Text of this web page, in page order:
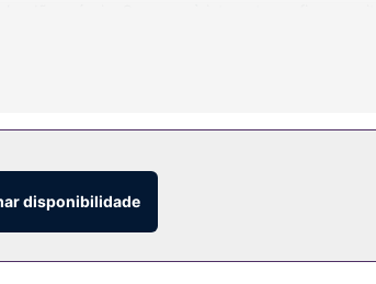
dispõem de um polibã, artigos de higiene
almoços e jantares. Em alternativa, encontrará
disponibilidade